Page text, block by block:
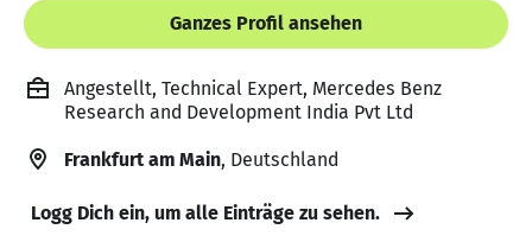
Ganzes Profil ansehen
Angestellt, Technical Expert, Mercedes Benz
Research and Development India Pvt Ltd
Frankfurt am Main, Deutschland
Logg Dich ein, um alle Einträge zu sehen.